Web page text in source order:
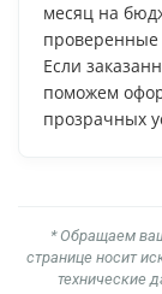
месяц на
проверенные
Если
поможем
прозрачных
* Обращаем
странице носит
технические